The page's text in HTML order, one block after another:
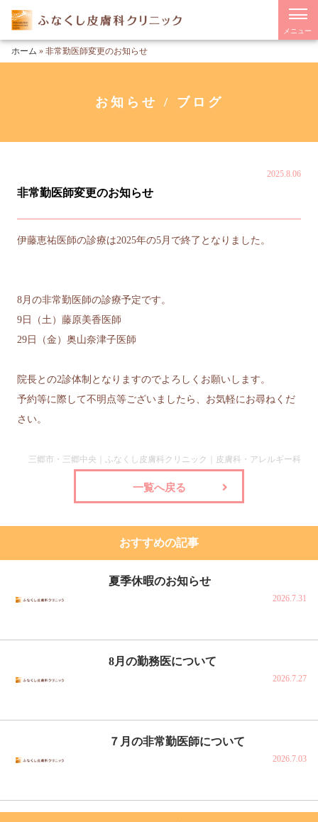
メニュー
ホーム » 非常勤医師変更のお知らせ
お知らせ / ブログ
2025.8.06
非常勤医師変更のお知らせ
伊藤恵祐医師の診療は2025年の5月で終了となりました。
8月の非常勤医師の診療予定です。
9日（土）藤原美香医師
29日（金）奥山奈津子医師
院長との2診体制となりますのでよろしくお願いします。
予約等に際して不明点等ございましたら、お気軽にお尋ねくだ
さい。
三郷市・三郷中央｜ふなくし皮膚科クリニック｜皮膚科・アレルギー科
一覧へ戻る
おすすめの記事
夏季休暇のお知らせ
2026.7.31
8月の勤務医について
2026.7.27
７月の非常勤医師について
2026.7.03